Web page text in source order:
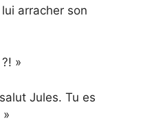
arracher son
»
Jules. Tu es